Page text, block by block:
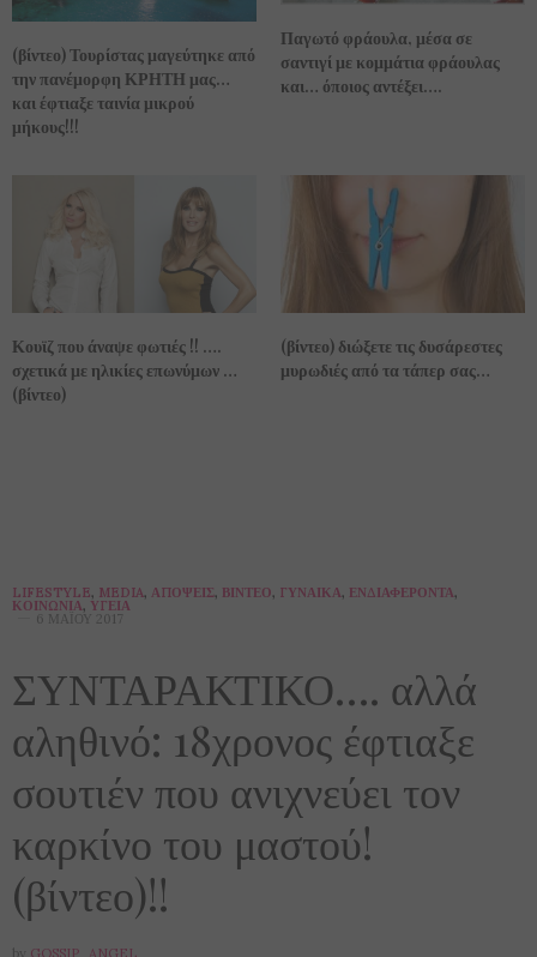
(βίντεο) Τουρίστας μαγεύτηκε από
την πανέμορφη ΚΡΗΤΗ μας…
και έφτιαξε ταινία μικρού
μήκους!!!
Παγωτό φράουλα, μέσα σε
σαντιγί με κομμάτια φράουλας
και… όποιος αντέξει….
Κουϊζ που άναψε φωτιές !! ….
σχετικά με ηλικίες επωνύμων …
(βίντεο)
(βίντεο) διώξετε τις δυσάρεστες
μυρωδιές από τα τάπερ σας…
LIFESTYLE, MEDIA, ΑΠΌΨΕΙΣ, ΒΊΝΤΕΟ, ΓΥΝΑΊΚΑ, ΕΝΔΙΑΦΈΡΟΝΤΑ,
ΚΟΙΝΩΝΊΑ, ΥΓΕΊΑ
6 ΜΑΪ́ΟΥ 2017
ΣΥΝΤΑΡΑΚΤΙΚΟ…. αλλά
αληθινό: 18χρονος έφτιαξε
σουτιέν που ανιχνεύει τον
καρκίνο του μαστού!
(βίντεο)!!